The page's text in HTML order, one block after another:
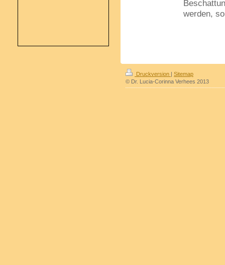
werden,
Druckversion | Sitemap
© Dr. Lucia-Corinna Verhees 2013